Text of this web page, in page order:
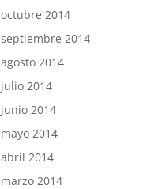
octubre 2014
septiembre 2014
agosto 2014
julio 2014
junio 2014
mayo 2014
abril 2014
marzo 2014